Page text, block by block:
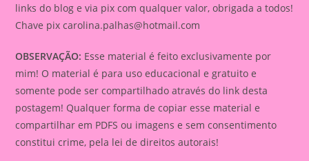
links do blog e via pix com qualquer valor, obrigada a todos!
Chave pixcarolina.palhas@hotmail.com
OBSERVAÇÃO: Esse material é feito exclusivamente por
mim! O material é para uso educacional e gratuito e
somente pode ser compartilhado através do link desta
postagem! Qualquer forma de copiar esse material e
compartilhar em PDFS ou imagens e sem consentimento
constitui crime, pela lei de direitos autorais!